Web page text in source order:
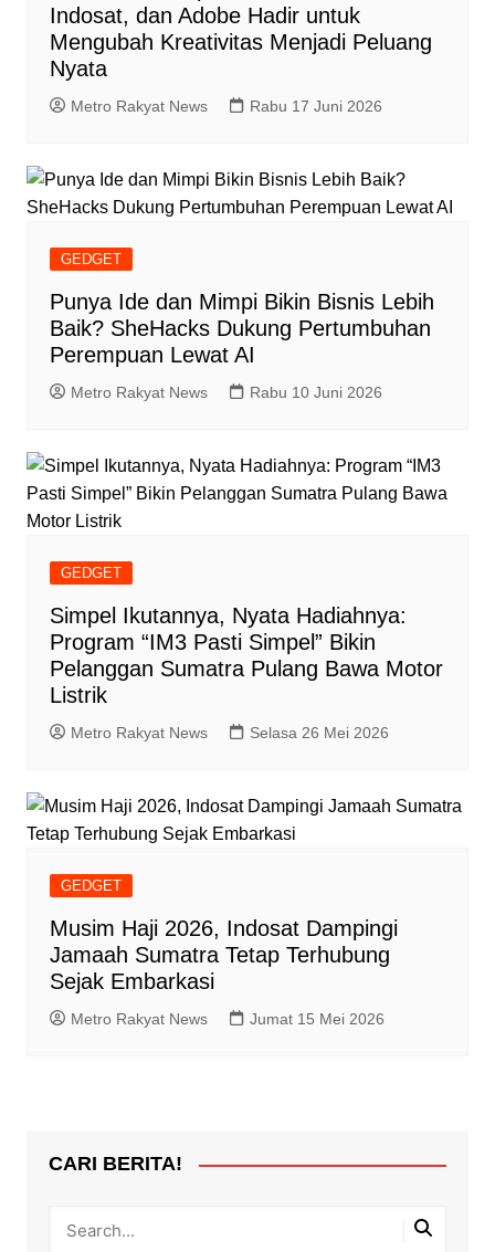
Indosat, dan Adobe Hadir untuk
Mengubah Kreativitas Menjadi Peluang
Nyata
Metro Rakyat News Rabu 17 Juni 2026
GEDGET
Punya Ide dan Mimpi Bikin Bisnis Lebih
Baik? SheHacks Dukung Pertumbuhan
Perempuan Lewat AI
Metro Rakyat News Rabu 10 Juni 2026
GEDGET
Simpel Ikutannya, Nyata Hadiahnya:
Program “IM3 Pasti Simpel” Bikin
Pelanggan Sumatra Pulang Bawa Motor
Listrik
Metro Rakyat News Selasa 26 Mei 2026
GEDGET
Musim Haji 2026, Indosat Dampingi
Jamaah Sumatra Tetap Terhubung
Sejak Embarkasi
Metro Rakyat News Jumat 15 Mei 2026
CARI BERITA!